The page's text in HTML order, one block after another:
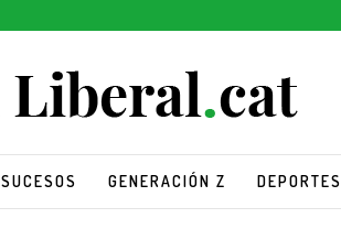
SUCESOS GENERACIÓN Z DEPORTES